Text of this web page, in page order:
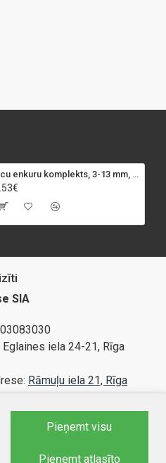
Acu enkuru komplekts, 3-13 mm, Rapid, 12 gab.
SIA
Eglaines iela 24-21, Rīga
Rāmuļu iela 21, Rīga
LV89PARX0020365840001
Pieņemt visu
Pieņemt atlasīto